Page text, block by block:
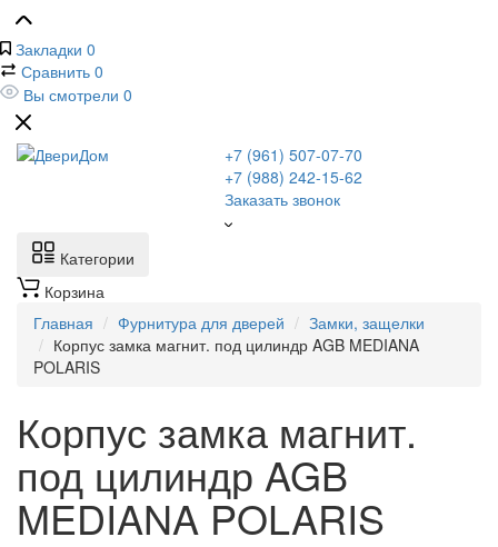
Закладки 0
Сравнить 0
Вы смотрели 0
+7 (961) 507-07-70
+7 (988) 242-15-62
Заказать звонок
Категории
Корзина
Главная
Фурнитура для дверей
Замки, защелки
Корпус замка магнит. под цилиндр AGB MEDIANA
POLARIS
Корпус замка магнит.
под цилиндр AGB
MEDIANA POLARIS